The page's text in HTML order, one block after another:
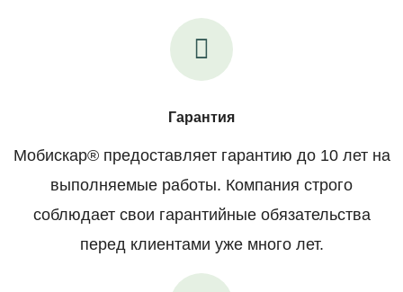
Гарантия
Мобискар® предоставляет гарантию до 10 лет на
выполняемые работы. Компания строго
соблюдает свои гарантийные обязательства
перед клиентами уже много лет.